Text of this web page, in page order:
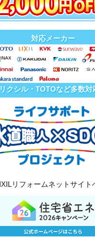
対応メーカー
リクシル・TOTOなど多数対